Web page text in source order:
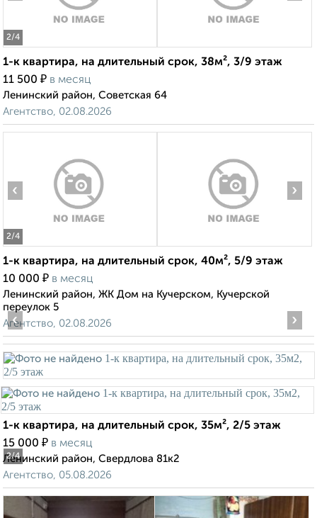
2/4
1-к квартира, на длительный срок, 38м², 3/9 этаж
11 500 ₽ в месяц
Ленинский район, Советская 64
Агентство, 02.08.2026
2/4
‹ ›
1-к квартира, на длительный срок, 40м², 5/9 этаж
10 000 ₽ в месяц
Ленинский район, ЖК Дом на Кучерском, Кучерской
переулок 5
Агентство, 02.08.2026
2/4
‹ ›
1-к квартира, на длительный срок, 35м², 2/5 этаж
15 000 ₽ в месяц
Ленинский район, Свердлова 81к2
Агентство, 05.08.2026